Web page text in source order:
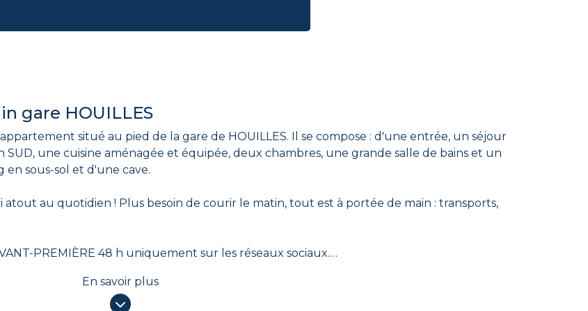
gare HOUILLES
situé au pied de la gare de HOUILLES. Il se compose : d'une entrée, un séjour
une cuisine aménagée et équipée, deux chambres, une grande salle de bains et un
sous-sol et d'une cave.
au quotidien ! Plus besoin de courir le matin, tout est à portée de main : transports,
PREMIÈRE 48 h uniquement sur les réseaux sociaux.
En savoir plus